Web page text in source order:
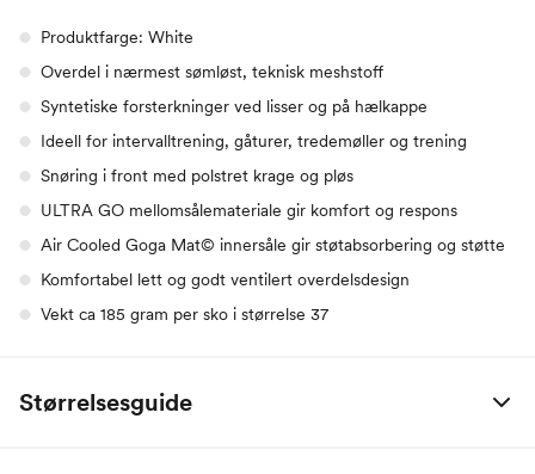
Produktfarge: White
Overdel i nærmest sømløst, teknisk meshstoff
Syntetiske forsterkninger ved lisser og på hælkappe
Ideell for intervalltrening, gåturer, tredemøller og trening
Snøring i front med polstret krage og pløs
ULTRA GO mellomsålemateriale gir komfort og respons
Air Cooled Goga Mat© innersåle gir støtabsorbering og støtte
Komfortabel lett og godt ventilert overdelsdesign
Vekt ca 185 gram per sko i størrelse 37
Størrelsesguide